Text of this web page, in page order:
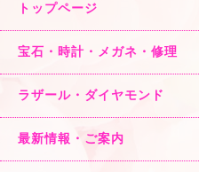
トップページ
宝石・時計・メガネ・修
ラザール・ダイヤモンド
最新情報・ご案内